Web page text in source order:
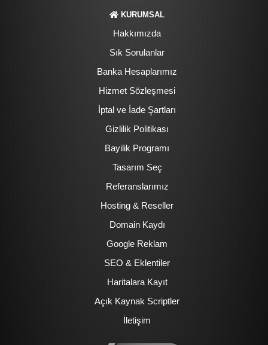
KURUMSAL
Hakkımızda
Sık Sorulanlar
Banka Hesaplarımız
Hizmet Sözleşmesi
İptal ve İade Şartları
Gizlilik Politikası
Bayilik Programı
Tasarım Seç
Referanslarımız
Hosting & Reseller
Domain Kaydı
Google Reklam
SEO & Eklentiler
Haritalara Kayıt
Açık Kaynak Scriptler
İletişim